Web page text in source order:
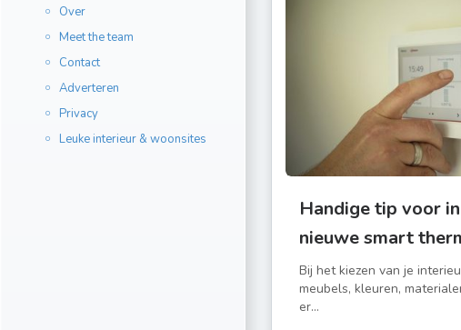
Over
Meet the team
Contact
Adverteren
Privacy
Leuke interieur & woonsites
Handige tip voor
nieuwe smart
Bij het kiezen van je
meubels, kleuren,
er...